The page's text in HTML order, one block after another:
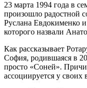
23 марта 1994 года в
произошло радостной
Руслана Евдокименко
которого назвали
Как рассказывает
София, родившаяся в
просто «Соней».
ассоциируется у своих